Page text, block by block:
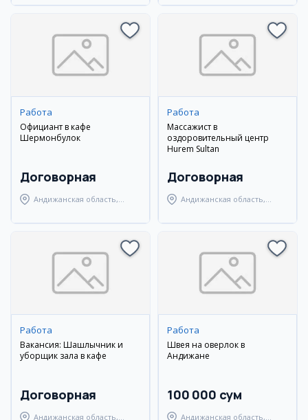
Работа
Официант в кафе
Шермонбулок
Договорная
Андижанская область,
Работа
Массажист в
оздоровительный центр
Hurem Sultan
Договорная
Андижанская область,
Работа
Вакансия: Шашлычник и
уборщик зала в кафе
Договорная
Андижанская область,
Работа
Швея на оверлок в
Андижане
100 000 сум
Андижанская область,